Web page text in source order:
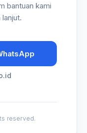
bantuan kami
reserved.